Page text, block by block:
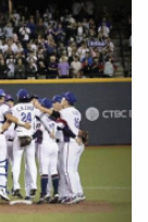
意進入體育圈，
，「我比較偏離
友熱烈討論，
體育記者
藝圈嗎？」、
當記者當出優越
目預言科玄奇
混媒體的講話